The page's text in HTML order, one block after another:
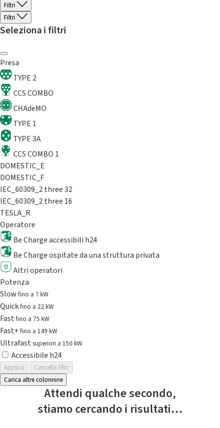
Filtri
Filtri
Seleziona i filtri
Presa
TYPE 2
CCS COMBO
CHAdeMO
TYPE 1
TYPE 3A
CCS COMBO 1
DOMESTIC_E
DOMESTIC_F
IEC_60309_2 three 32
IEC_60309_2 three 16
TESLA_R
Operatore
Be Charge accessibili h24
Be Charge ospitate da una struttura privata
Altri operatori
Potenza
Slowfino a 7 kW
Quickfino a 22 kW
Fastfino a 75 kW
Fast+fino a 149 kW
Ultrafast superiori a 150 kW
Accessibile h24
Applica
Cancella filtri
Carica altre colonnine
Attendi qualche secondo,
stiamo cercando i risultati...